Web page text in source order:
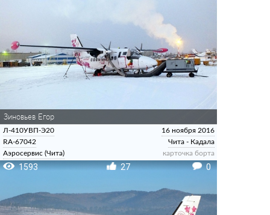
Зиновьев Егор
Л-410УВП-Э20
RA-67042
Аэросервис (Чита)
16 ноября 2016
Чита - Кадала
карточка борта
1593 27 0